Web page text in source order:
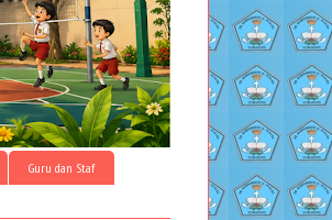
Guru dan Staf